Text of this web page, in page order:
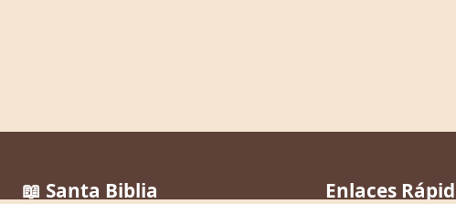
📖 Santa Biblia Enlaces